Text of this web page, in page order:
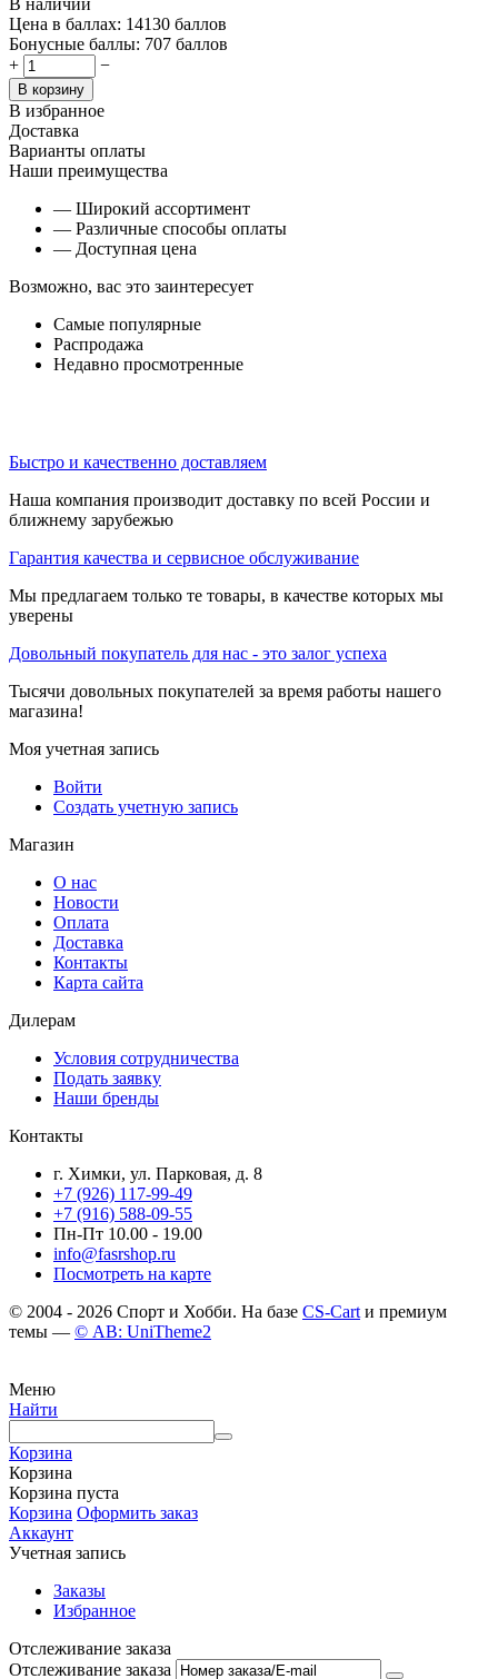
В наличии
Цена в баллах: 14130 баллов
Бонусные баллы: 707 баллов
+
−
В корзину
В избранное
Доставка
Варианты оплаты
Наши преимущества
— Широкий ассортимент
— Различные способы оплаты
— Доступная цена
Возможно, вас это заинтересует
Самые популярные
Распродажа
Недавно просмотренные
Быстро и качественно доставляем
Наша компания производит доставку по всей России и
ближнему зарубежью
Гарантия качества и сервисное обслуживание
Мы предлагаем только те товары, в качестве которых мы
уверены
Довольный покупатель для нас - это залог успеха
Тысячи довольных покупателей за время работы нашего
магазина!
Моя учетная запись
Войти
Создать учетную запись
Магазин
О нас
Новости
Оплата
Доставка
Контакты
Карта сайта
Дилерам
Условия сотрудничества
Подать заявку
Наши бренды
Контакты
г. Химки, ул. Парковая, д. 8
+7 (926) 117-99-49
+7 (916) 588-09-55
Пн-Пт 10.00 - 19.00
info@fasrshop.ru
Посмотреть на карте
© 2004 - 2026 Спорт и Хобби. На базе CS-Cart и премиум
темы — © AB: UniTheme2
Меню
Найти
Корзина
Корзина
Корзина пуста
Корзина Оформить заказ
Аккаунт
Учетная запись
Заказы
Избранное
Отслеживание заказа
Отслеживание заказа